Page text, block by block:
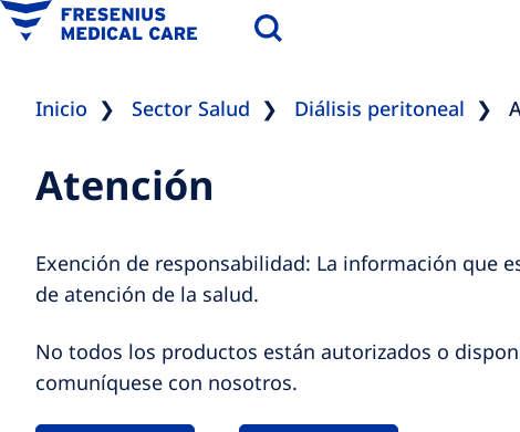
Inicio Sector Salud Diálisis peritoneal
Atención
Exención de responsabilidad: La información que
de atención de la salud.
No todos los productos están autorizados o
comuníquese con nosotros.